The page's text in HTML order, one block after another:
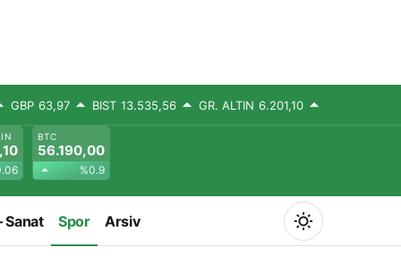
GBP 63,97 BIST 13.535,56 GR. ALTIN 6.201,10
BTC
56.190,00
%0.9
Sanat Spor Arsiv
Mod
değiştir